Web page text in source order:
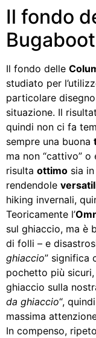
Il fondo
Il fondo delle
studiato per
particolare disegno
situazione. Il
quindi non ci fa
sempre una buona
ma non “cattivo”
risulta ottimo sia
rendendole
hiking invernali,
Teoricamente l’
sul ghiaccio, ma è
di folli – e
ghiaccio” significa
pochetto più
ghiaccio sulla
da ghiaccio“,
massima
In compenso,